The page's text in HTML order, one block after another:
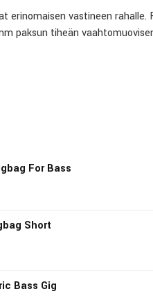
erinomaisen vastineen
paksun tiheän
ei häiritsevä ja taata hyvä
ovat aina käyttövalmiina
ja lisävarustelokeroon.
ja vahvistettu. Ommeltu
turvallisuuden.
System) suojaa kitaran
For Bass
Short
Bass Gig